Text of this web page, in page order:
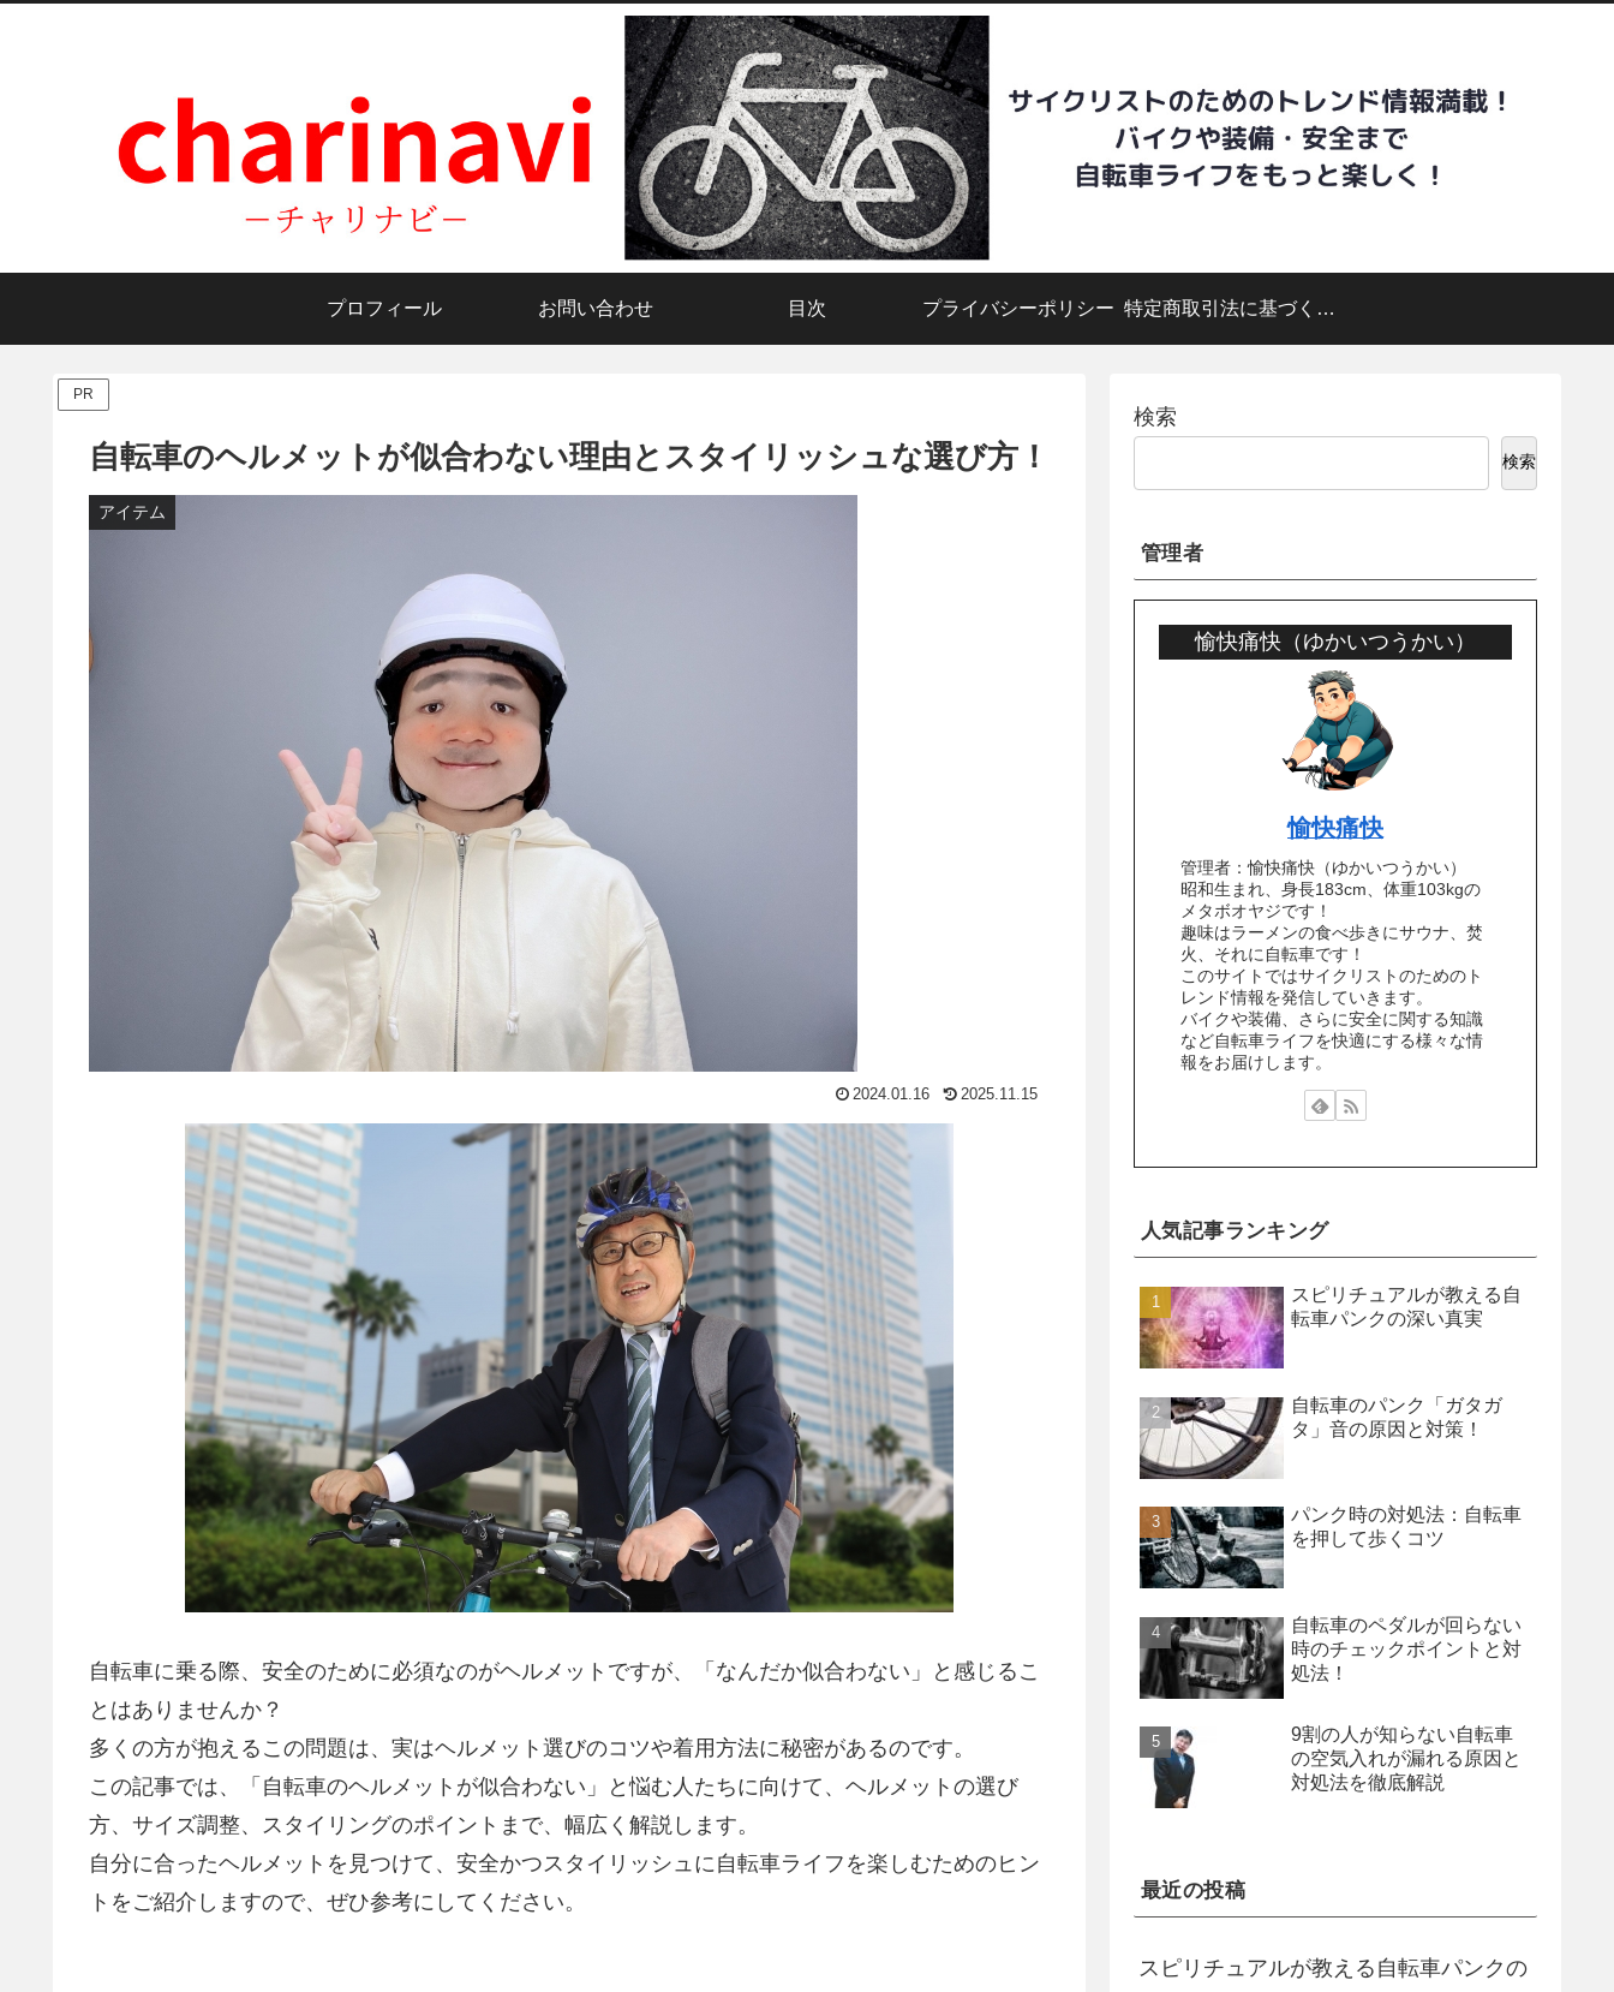
プロフィール お問い合わせ 目次 プライバシーポリシー 特定商取引法に基づく表記
PR
自転車のヘルメットが似合わない理由とスタイリッシュな選び方！
アイテム
2024.01.16 2025.11.15
自転車に乗る際、安全のために必須なのがヘルメットですが、「なんだか似合わない」と感じるこ
とはありませんか？
多くの方が抱えるこの問題は、実はヘルメット選びのコツや着用方法に秘密があるのです。
この記事では、「自転車のヘルメットが似合わない」と悩む人たちに向けて、ヘルメットの選び
方、サイズ調整、スタイリングのポイントまで、幅広く解説します。
自分に合ったヘルメットを見つけて、安全かつスタイリッシュに自転車ライフを楽しむためのヒン
トをご紹介しますので、ぜひ参考にしてください。
検索
検索
管理者
愉快痛快（ゆかいつうかい）
愉快痛快
管理者：愉快痛快（ゆかいつうかい）
昭和生まれ、身長183cm、体重103kgの
メタボオヤジです！
趣味はラーメンの食べ歩きにサウナ、焚
火、それに自転車です！
このサイトではサイクリストのためのト
レンド情報を発信していきます。
バイクや装備、さらに安全に関する知識
など自転車ライフを快適にする様々な情
報をお届けします。
人気記事ランキング
スピリチュアルが教える自
転車パンクの深い真実
自転車のパンク「ガタガ
タ」音の原因と対策！
パンク時の対処法：自転車
を押して歩くコツ
自転車のペダルが回らない
時のチェックポイントと対
処法！
9割の人が知らない自転車
の空気入れが漏れる原因と
対処法を徹底解説
最近の投稿
スピリチュアルが教える自転車パンクの